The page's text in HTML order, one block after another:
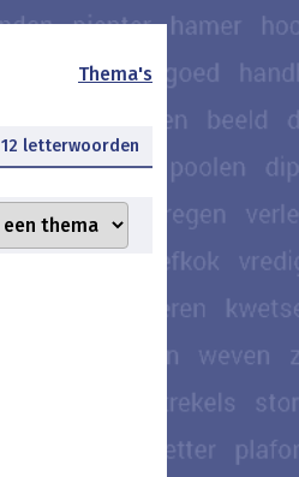
Thema's
12 letterwoorden